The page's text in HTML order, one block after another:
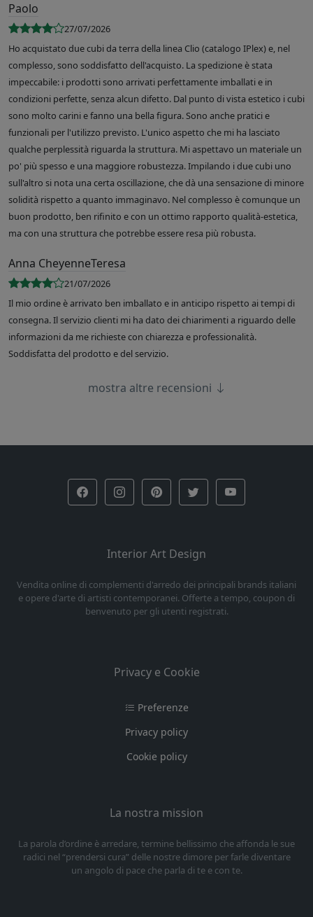
Paolo
27/07/2026
Ho acquistato due cubi da terra della linea Clio (catalogo IPlex) e, nel
complesso, sono soddisfatto dell'acquisto. La spedizione è stata
impeccabile: i prodotti sono arrivati perfettamente imballati e in
condizioni perfette, senza alcun difetto. Dal punto di vista estetico i cubi
sono molto carini e fanno una bella figura. Sono anche pratici e
funzionali per l'utilizzo previsto. L'unico aspetto che mi ha lasciato
qualche perplessità riguarda la struttura. Mi aspettavo un materiale un
po' più spesso e una maggiore robustezza. Impilando i due cubi uno
sull'altro si nota una certa oscillazione, che dà una sensazione di minore
solidità rispetto a quanto immaginavo. Nel complesso è comunque un
buon prodotto, ben rifinito e con un ottimo rapporto qualità-estetica,
ma con una struttura che potrebbe essere resa più robusta.
Anna CheyenneTeresa
21/07/2026
Il mio ordine è arrivato ben imballato e in anticipo rispetto ai tempi di
consegna. Il servizio clienti mi ha dato dei chiarimenti a riguardo delle
informazioni da me richieste con chiarezza e professionalità.
Soddisfatta del prodotto e del servizio.
mostra altre recensioni
Interior Art Design
Vendita online di complementi d'arredo dei principali brands italiani
e opere d'arte di artisti contemporanei. Offerte a tempo, coupon di
benvenuto per gli utenti registrati.
Privacy e Cookie
Preferenze
Privacy policy
Cookie policy
La nostra mission
La parola d’ordine è arredare, termine bellissimo che affonda le sue
radici nel “prendersi cura” delle nostre dimore per farle diventare
un angolo di pace che parla di te e con te.